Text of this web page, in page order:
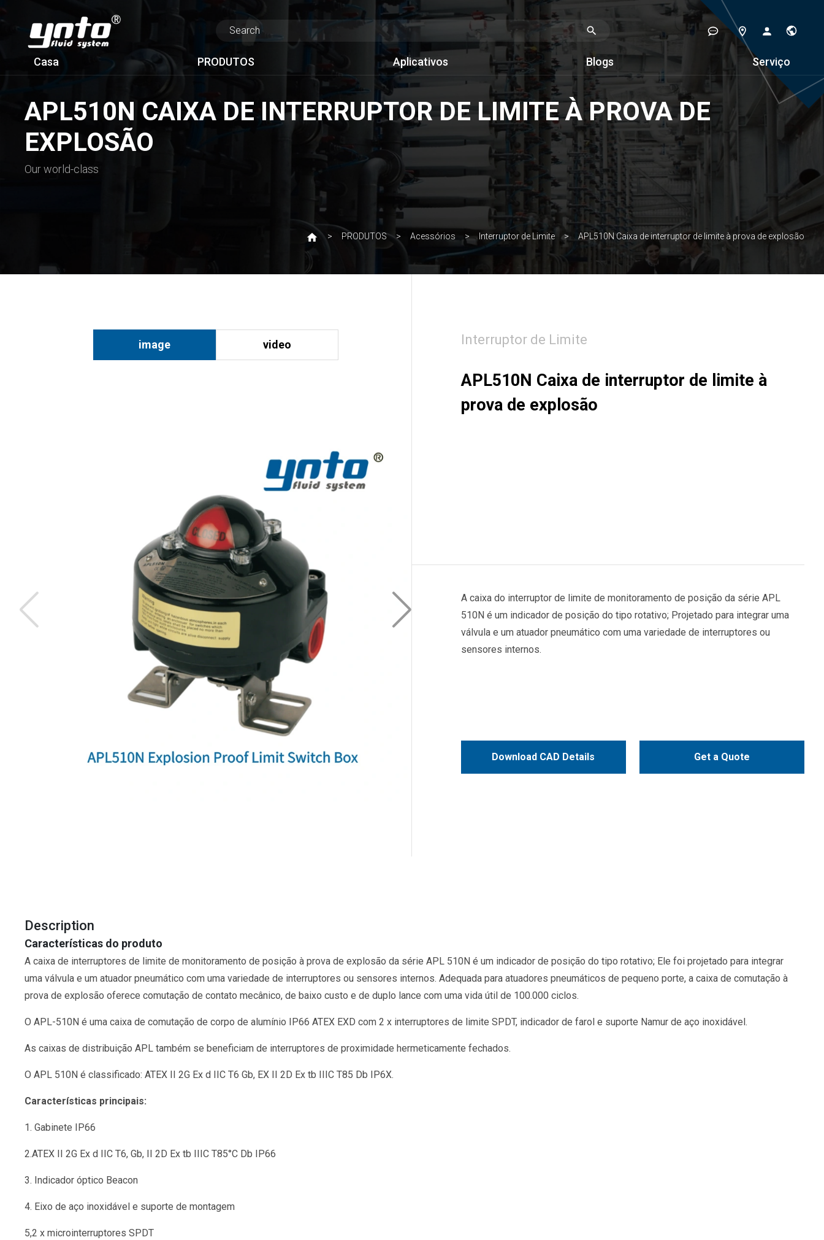
Casa PRODUTOS Aplicativos Blogs Serviço
APL510N CAIXA DE INTERRUPTOR DE LIMITE À PROVA DE
EXPLOSÃO
Our world-class
PRODUTOS Acessórios Interruptor de Limite APL510N Caixa de interruptor de limite à prova de explosão
image video Interruptor de Limite
APL510N Caixa de interruptor de limite à
prova de explosão
A caixa do interruptor de limite de monitoramento de posição da série APL
510N é um indicador de posição do tipo rotativo; Projetado para integrar uma
válvula e um atuador pneumático com uma variedade de interruptores ou
sensores internos.
Download CAD Details Get a Quote
Description
Características do produto
A caixa de interruptores de limite de monitoramento de posição à prova de explosão da série APL 510N é um indicador de posição do tipo rotativo; Ele foi projetado para integrar
uma válvula e um atuador pneumático com uma variedade de interruptores ou sensores internos. Adequada para atuadores pneumáticos de pequeno porte, a caixa de comutação à
prova de explosão oferece comutação de contato mecânico, de baixo custo e de duplo lance com uma vida útil de 100.000 ciclos.
O APL-510N é uma caixa de comutação de corpo de alumínio IP66 ATEX EXD com 2 x interruptores de limite SPDT, indicador de farol e suporte Namur de aço inoxidável.
As caixas de distribuição APL também se beneficiam de interruptores de proximidade hermeticamente fechados.
O APL 510N é classificado: ATEX II 2G Ex d IIC T6 Gb, EX II 2D Ex tb IIIC T85 Db IP6X.
Características principais:
1. Gabinete IP66
2.ATEX II 2G Ex d IIC T6, Gb, II 2D Ex tb IIIC T85°C Db IP66
3. Indicador óptico Beacon
4. Eixo de aço inoxidável e suporte de montagem
5,2 x microinterruptores SPDT